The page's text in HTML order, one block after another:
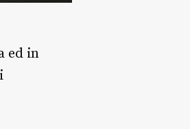
ed in